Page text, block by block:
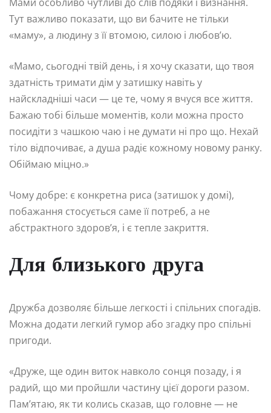
Мами особливо чутливі до слів подяки і визнання.
Тут важливо показати, що ви бачите не тільки
«маму», а людину з її втомою, силою і любов’ю.
«Мамо, сьогодні твій день, і я хочу сказати, що твоя
здатність тримати дім у затишку навіть у
найскладніші часи — це те, чому я вчуся все життя.
Бажаю тобі більше моментів, коли можна просто
посидіти з чашкою чаю і не думати ні про що. Нехай
тіло відпочиває, а душа радіє кожному новому ранку.
Обіймаю міцно.»
Чому добре: є конкретна риса (затишок у домі),
побажання стосується саме її потреб, а не
абстрактного здоров’я, і є тепле закриття.
Для близького друга
Дружба дозволяє більше легкості і спільних спогадів.
Можна додати легкий гумор або згадку про спільні
пригоди.
«Друже, ще один виток навколо сонця позаду, і я
радий, що ми пройшли частину цієї дороги разом.
Пам’ятаю, як ти колись сказав, що головне — не